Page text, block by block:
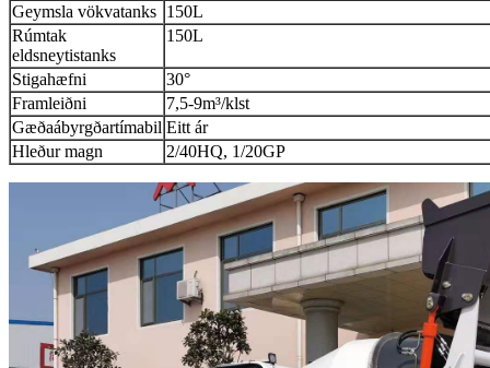
Geymsla vökvatanks 150L
Rúmtak
eldsneytistanks
150L
Stigahæfni
30°
Framleiðni
7,5-9m³/klst
Gæðaábyrgðartímabil Eitt ár
Hleður magn
2/40HQ, 1/20GP